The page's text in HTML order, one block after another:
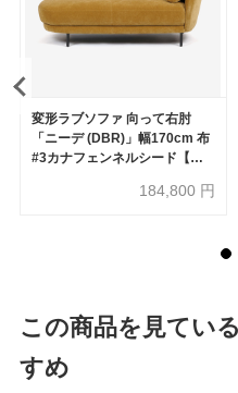
変形ラブソファ 向って右肘
「ニーデ (DBR)」幅170cm 布
#3カナフェンネルシード【受
184,800 円
この商品を見てい
すめ